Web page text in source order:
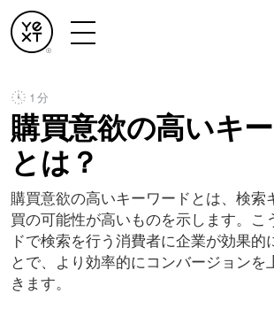
1 分
購買意欲の高いキ
とは？
購買意欲の高いキーワードとは、検索
買の可能性が高いものを示します。こ
ドで検索を行う消費者に企業が効果的
とで、より効率的にコンバージョンを
きます。